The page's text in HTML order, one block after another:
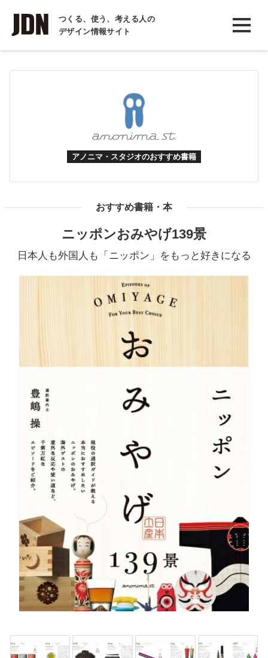
つくる、使う、考える人の
デザイン情報サイト
INTERVIEW
インタビュー
REPORT
アノニマ・スタジオのおすすめ書籍
おすすめ書籍・本
ニッポンおみやげ139景
日本人も外国人も「ニッポン」をもっと好きになる